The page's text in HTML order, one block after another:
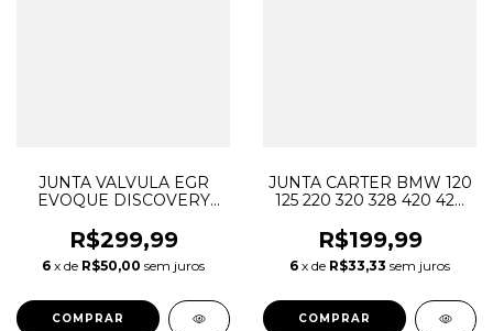
JUNTA VALVULA EGR
EVOQUE DISCOVERY
LR000998
R$299,99
6 x de R$50,00 sem juros
JUNTA CARTER BMW 120
125 220 320 328 420 428
11137627512
R$199,99
6 x de R$33,33 sem juros